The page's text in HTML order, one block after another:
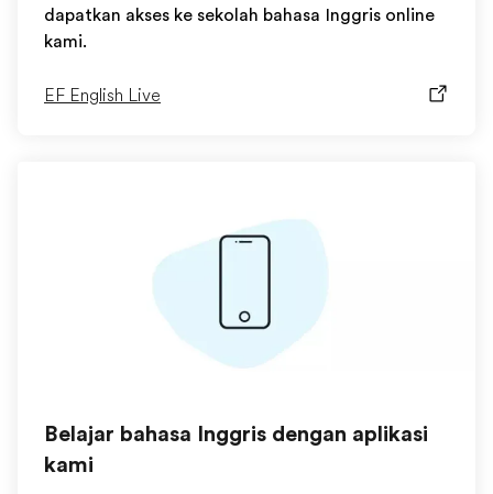
dapatkan akses ke sekolah bahasa Inggris online
kami.
EF English Live
Belajar bahasa Inggris dengan aplikasi
kami